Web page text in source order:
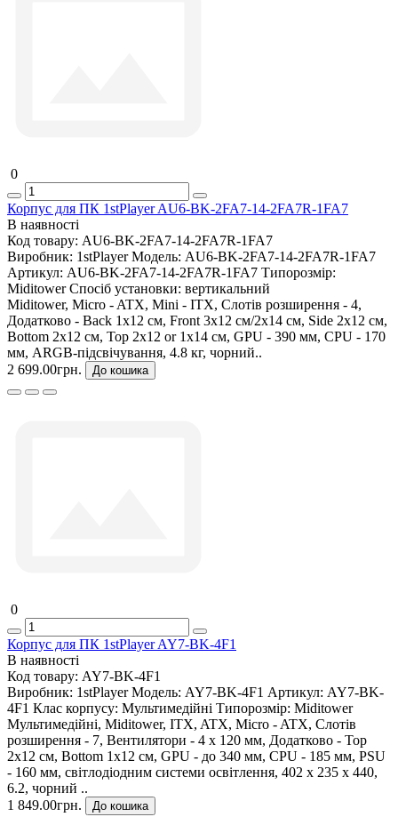
0
Корпус для ПК 1stPlayer AU6-BK-2FA7-14-2FA7R-1FA7
В наявності
Код товару: AU6-BK-2FA7-14-2FA7R-1FA7
Виробник: 1stPlayer Модель: AU6-BK-2FA7-14-2FA7R-1FA7
Артикул: AU6-BK-2FA7-14-2FA7R-1FA7 Типорозмір:
Miditower Спосіб установки: вертикальний
Miditower, Micro - ATX, Mini - ITX, Слотів розширення - 4,
Додатково - Back 1x12 см, Front 3x12 см/2х14 см, Side 2x12 см,
Bottom 2x12 см, Top 2x12 or 1х14 см, GPU - 390 мм, CPU - 170
мм, ARGB-підсвічування, 4.8 кг, чорний..
2 699.00грн.
До кошика
0
Корпус для ПК 1stPlayer AY7-BK-4F1
В наявності
Код товару: AY7-BK-4F1
Виробник: 1stPlayer Модель: AY7-BK-4F1 Артикул: AY7-BK-
4F1 Клас корпусу: Мультимедійні Типорозмір: Miditower
Мультимедійні, Miditower, ITX, ATX, Micro - ATX, Слотів
розширення - 7, Вентилятори - 4 х 120 мм, Додатково - Top
2x12 см, Bottom 1x12 см, GPU - до 340 мм, CPU - 185 мм, PSU
- 160 мм, світлодіодним системи освітлення, 402 x 235 x 440,
6.2, чорний ..
1 849.00грн.
До кошика